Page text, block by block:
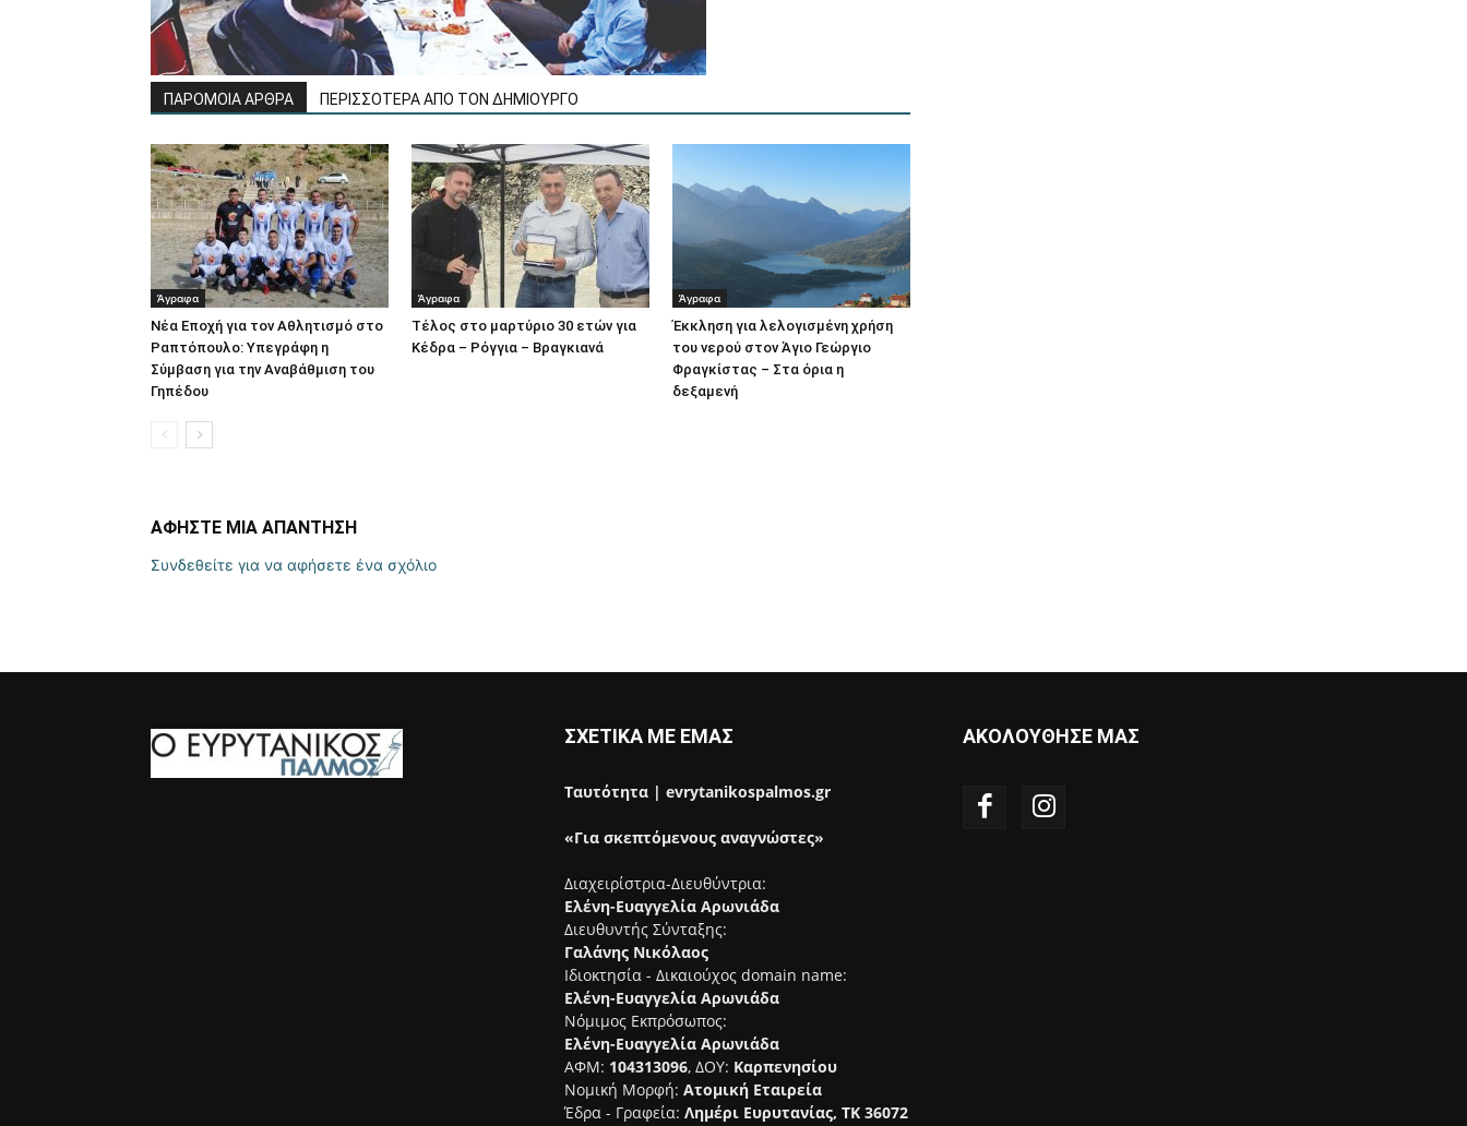
ΠΑΡΟΜΟΙΑ ΑΡΘΡΑ ΠΕΡΙΣΣΟΤΕΡΑ ΑΠΟ ΤΟΝ ΔΗΜΙΟΥΡΓΟ
Άγραφα
Νέα Εποχή για τον Αθλητισμό στο
Ραπτόπουλο: Υπεγράφη η
Σύμβαση για την Αναβάθμιση του
Γηπέδου
Άγραφα
Τέλος στο μαρτύριο 30 ετών για
Κέδρα – Ρόγγια – Βραγκιανά
Άγραφα
Έκκληση για λελογισμένη χρήση
του νερού στον Άγιο Γεώργιο
Φραγκίστας – Στα όρια η
δεξαμενή
ΑΦΗΣΤΕ ΜΙΑ ΑΠΑΝΤΗΣΗ
Συνδεθείτε για να αφήσετε ένα σχόλιο
ΣΧΕΤΙΚΑ ΜΕ ΕΜΑΣ
Ταυτότητα | evrytanikospalmos.gr
«Για σκεπτόμενους αναγνώστες»
Διαχειρίστρια-Διευθύντρια:
Ελένη-Ευαγγελία Αρωνιάδα
Διευθυντής Σύνταξης:
Γαλάνης Νικόλαος
Ιδιοκτησία - Δικαιούχος domain name:
Ελένη-Ευαγγελία Αρωνιάδα
Νόμιμος Εκπρόσωπος:
Ελένη-Ευαγγελία Αρωνιάδα
ΑΦΜ: 104313096, ΔΟΥ: Καρπενησίου
Νομική Μορφή: Ατομική Εταιρεία
Έδρα - Γραφεία: Λημέρι Ευρυτανίας, ΤΚ 36072
ΑΚΟΛΟΥΘΗΣΕ ΜΑΣ